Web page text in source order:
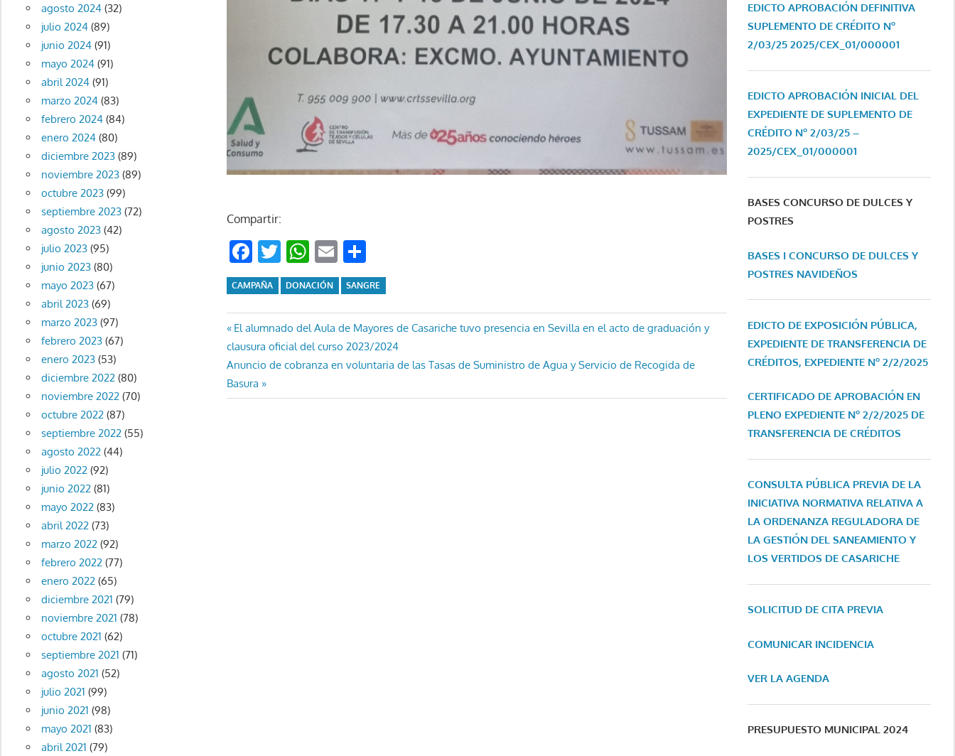
Compartir:
Facebook
Twitter
WhatsApp
Email
CAMPAÑA DONACIÓN SANGRE
Navegación
de
entradas
Entrada
anterior:
El alumnado del Aula de Mayores de Casariche tuvo presencia en Sevilla en el acto de graduación y
clausura oficial del curso 2023/2024
Entrada
siguiente:
Anuncio de cobranza en voluntaria de las Tasas de Suministro de Agua y Servicio de Recogida de
Basura
agosto 2024(32)
julio 2024(89)
junio 2024(91)
mayo 2024(91)
abril 2024(91)
marzo 2024(83)
febrero 2024(84)
enero 2024(80)
diciembre 2023(89)
noviembre 2023(89)
octubre 2023(99)
septiembre 2023(72)
agosto 2023(42)
julio 2023(95)
junio 2023(80)
mayo 2023(67)
abril 2023(69)
marzo 2023(97)
febrero 2023(67)
enero 2023(53)
diciembre 2022(80)
noviembre 2022(70)
octubre 2022(87)
septiembre 2022(55)
agosto 2022(44)
julio 2022(92)
junio 2022(81)
mayo 2022(83)
abril 2022(73)
marzo 2022(92)
febrero 2022(77)
enero 2022(65)
diciembre 2021 (79)
noviembre 2021 (78)
octubre 2021 (62)
septiembre 2021 (71)
agosto 2021 (52)
julio 2021 (99)
junio 2021 (98)
mayo 2021 (83)
abril 2021 (79)
EDICTO APROBACIÓN DEFINITIVA
SUPLEMENTO DE CRÉDITO Nº
2/03/25 2025/CEX_01/000001
EDICTO APROBACIÓN INICIAL DEL
EXPEDIENTE DE SUPLEMENTO DE
CRÉDITO Nº 2/03/25 –
2025/CEX_01/000001
BASES CONCURSO DE DULCES Y
POSTRES
BASES I CONCURSO DE DULCES Y
POSTRES NAVIDEÑOS
EDICTO DE EXPOSICIÓN PÚBLICA,
EXPEDIENTE DE TRANSFERENCIA DE
CRÉDITOS, EXPEDIENTE Nº 2/2/2025
CERTIFICADO DE APROBACIÓN EN
PLENO EXPEDIENTE Nº 2/2/2025 DE
TRANSFERENCIA DE CRÉDITOS
CONSULTA PÚBLICA PREVIA DE LA
INICIATIVA NORMATIVA RELATIVA A
LA ORDENANZA REGULADORA DE
LA GESTIÓN DEL SANEAMIENTO Y
LOS VERTIDOS DE CASARICHE
SOLICITUD DE CITA PREVIA
COMUNICAR INCIDENCIA
VER LA AGENDA
PRESUPUESTO MUNICIPAL 2024